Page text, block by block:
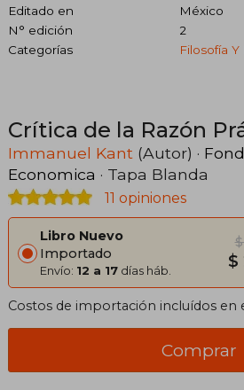
Editado en
México
N° edición
2
Categorías
Filosofía
Crítica de la Razón
Immanuel Kant (Autor) ·
Economica · Tapa Blanda
11 opiniones
Libro Nuevo
Importado
Envío: 12 a 17 días háb. $
Costos de importación incluídos en
Comprar